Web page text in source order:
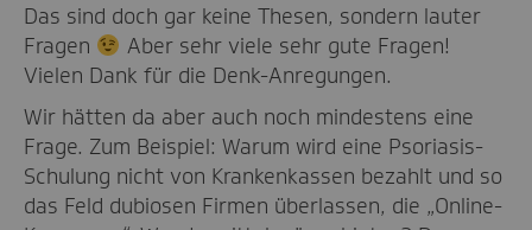
Das sind doch gar keine Thesen, sondern lauter
Fragen
Aber sehr viele sehr gute Fragen!
Vielen Dank für die Denk-Anregungen.
Wir hätten da aber auch noch mindestens eine
Frage. Zum Beispiel: Warum wird eine Psoriasis-
Schulung nicht von Krankenkassen bezahlt und so
das Feld dubiosen Firmen überlassen, die „Online-